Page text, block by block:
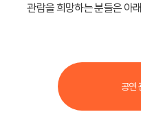
관람을 희망하는 분들은 아
공연